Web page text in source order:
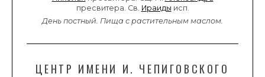
пресвитера. Св. Ираиды исп.
День постный. Пища с растительным маслом.
ЦЕНТР ИМЕНИ И. ЧЕПИГОВСКОГО